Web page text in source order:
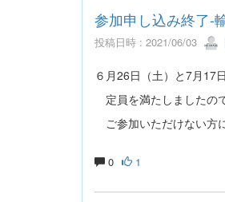
参加申し込み終了-
投稿日時 : 2021/06/03
６月26日（土）と7月17
定員を満たしましたの
ご参加いただけない方
0 1